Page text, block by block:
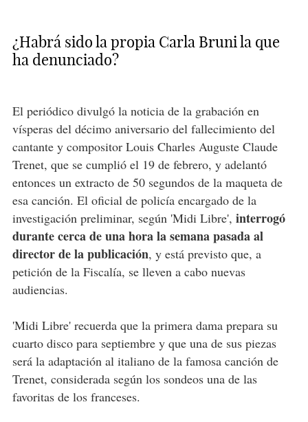
¿Habrá sido la propia Carla Bruni la que
ha denunciado?
El periódico divulgó la noticia de la grabación en
vísperas del décimo aniversario del fallecimiento del
cantante y compositor Louis Charles Auguste Claude
Trenet, que se cumplió el 19 de febrero, y adelantó
entonces un extracto de 50 segundos de la maqueta de
esa canción. El oficial de policía encargado de la
investigación preliminar, según 'Midi Libre', interrogó
durante cerca de una hora la semana pasada al
director de la publicación, y está previsto que, a
petición de la Fiscalía, se lleven a cabo nuevas
audiencias.
'Midi Libre' recuerda que la primera dama prepara su
cuarto disco para septiembre y que una de sus piezas
será la adaptación al italiano de la famosa canción de
Trenet, considerada según los sondeos una de las
favoritas de los franceses.